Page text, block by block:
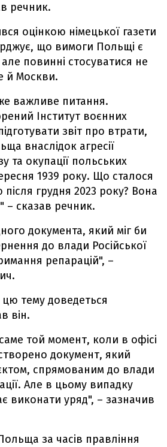
речник.
оцінкою німецької газети
що вимоги Польщі є
повинні стосуватися не
й Москви.
важливе питання.
Інститут воєнних
звіт про втрати,
внаслідок агресії
та окупації польських
1939 року. Що сталося
після грудня 2023 року? Вона
– сказав речник.
документа, який міг би
до влади Російської
репарацій", –
тему доведеться
він.
той момент, коли в офісі
документ, який
спрямованим до влади
Але в цьому випадку
виконати уряд", – зазначив
за часів правління